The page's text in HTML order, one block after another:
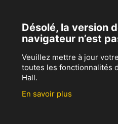
Désolé, la version
navigateur n’est
Veuillez mettre à jour
toutes les fonctionnalités
Hall.
En savoir plus